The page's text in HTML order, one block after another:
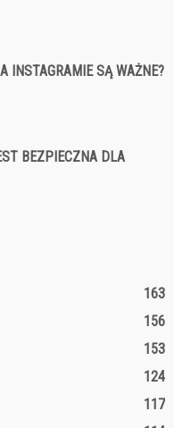
INSTAGRAMIE SĄ WAŻNE?
BEZPIECZNA DLA
163
156
153
124
117